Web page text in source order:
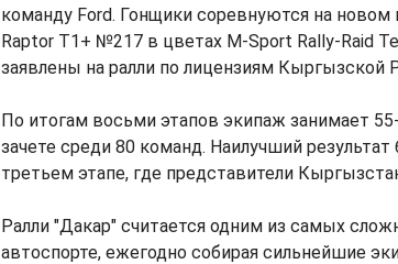
команду Ford. Гонщики соревнуются на
Raptor T1+ №217 в цветах M-Sport Rally-Raid
заявлены на ралли по лицензиям Кыргызской
По итогам восьми этапов экипаж занимает
зачете среди 80 команд. Наилучший результат
третьем этапе, где представители
Ралли "Дакар" считается одним из самых
автоспорте, ежегодно собирая сильнейшие